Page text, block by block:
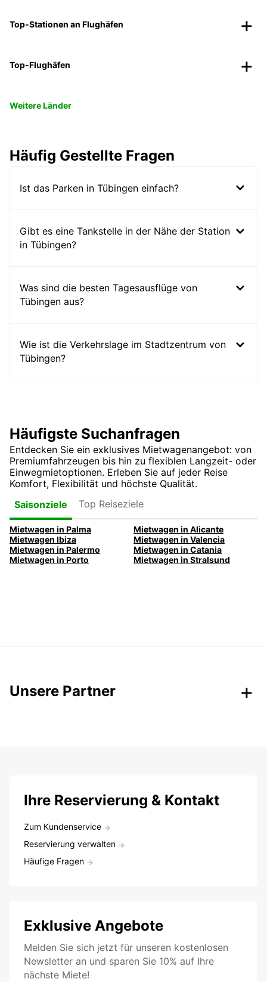
Top-Stationen an Flughäfen
Top-Flughäfen
Weitere Länder
Häufig Gestellte Fragen
Ist das Parken in Tübingen einfach?
Gibt es eine Tankstelle in der Nähe der Station
in Tübingen?
Was sind die besten Tagesausflüge von
Tübingen aus?
Wie ist die Verkehrslage im Stadtzentrum von
Tübingen?
Häufigste Suchanfragen
Entdecken Sie ein exklusives Mietwagenangebot: von
Premiumfahrzeugen bis hin zu flexiblen Langzeit- oder
Einwegmietoptionen. Erleben Sie auf jeder Reise
Komfort, Flexibilität und höchste Qualität.
Saisonziele
Top Reiseziele
Mietwagen in Palma
Mietwagen in Alicante
Mietwagen Ibiza
Mietwagen in Valencia
Mietwagen in Palermo
Mietwagen in Catania
Mietwagen in Porto
Mietwagen in Stralsund
Unsere Partner
Ihre Reservierung & Kontakt
Zum Kundenservice
Reservierung verwalten
Häufige Fragen
Exklusive Angebote
Melden Sie sich jetzt für unseren kostenlosen
Newsletter an und sparen Sie 10% auf Ihre
nächste Miete!